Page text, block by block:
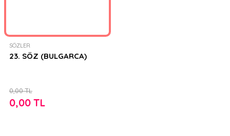
SÖZLER
23. SÖZ (BULGARCA)
0,00 TL
0,00 TL